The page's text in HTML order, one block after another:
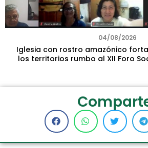
04/08/2026
Iglesia con rostro amazónico
los territorios rumbo al XII Foro